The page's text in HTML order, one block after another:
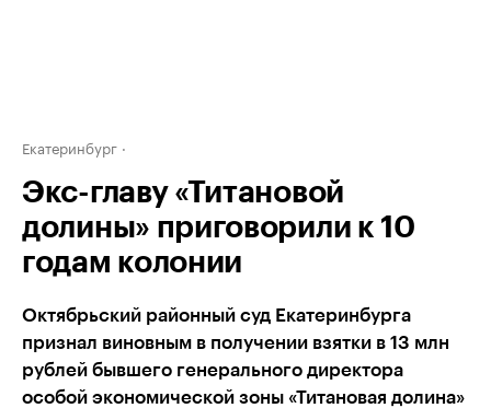
Екатеринбург
Экс-главу «Титановой
долины» приговорили к 10
годам колонии
Октябрьский районный суд Екатеринбурга
признал виновным в получении взятки в 13 млн
рублей бывшего генерального директора
особой экономической зоны «Титановая долина»